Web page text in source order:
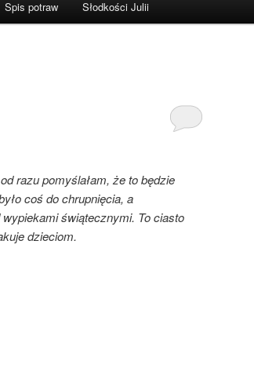
Spis potraw Słodkości Julii
razu pomyślałam, że to będzie
coś do chrupnięcia, a
świątecznymi. To ciasto
dzieciom.